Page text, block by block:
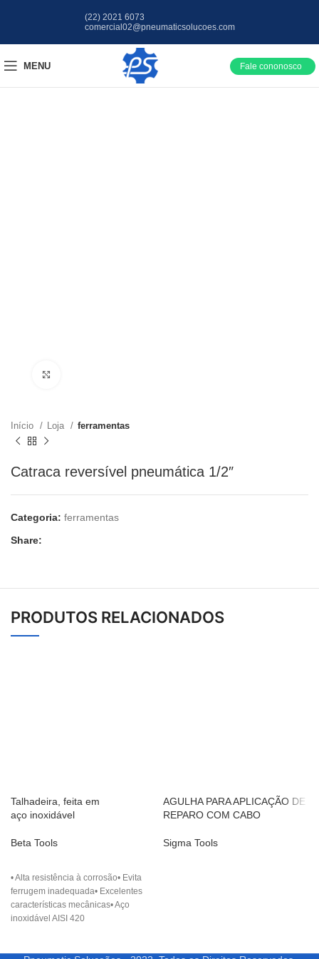
(22) 2021 6073
comercial02@pneumaticsolucoes.com
MENU Fale cononosco
Início Loja ferramentas
Catraca reversível pneumática 1/2″
Categoria: ferramentas
Share:
PRODUTOS RELACIONADOS
Talhadeira, feita em
aço inoxidável
Beta Tools
• Alta resistência à corrosão• Evita
ferrugem inadequada• Excelentes
características mecânicas• Aço
inoxidável AISI 420
AGULHA PARA APLICAÇÃO DE
REPARO COM CABO
Sigma Tools